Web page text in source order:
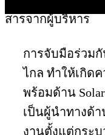
สารจากผู้บริหาร
การจับมือร่วม
ไกล ทำให้เกิด
พร้อมด้าน
เป็นผู้นำทางด้
งานตั้งแต่กระ